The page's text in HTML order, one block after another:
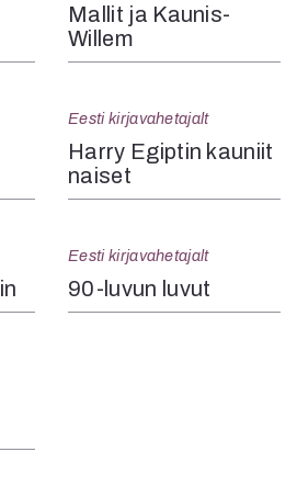
Mallit ja Kaunis-
Willem
Eesti kirjavahetajalt
Harry Egiptin kauniit
naiset
Eesti kirjavahetajalt
90-luvun luvut